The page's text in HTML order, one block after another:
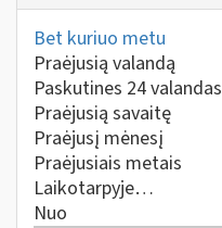
Bet kuriuo metu
Praėjusią valandą
Paskutines 24 valandas
Praėjusią savaitę
Praėjusį mėnesį
Praėjusiais metais
Laikotarpyje…
Nuo